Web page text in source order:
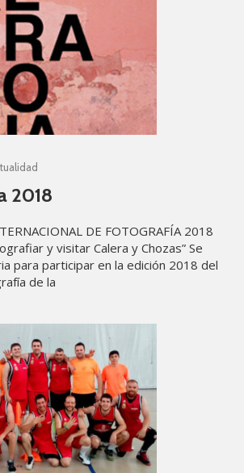
2018
DE FOTOGRAFÍA 2018
y visitar Calera y Chozas” Se
para participar en la edición 2018 del
de la